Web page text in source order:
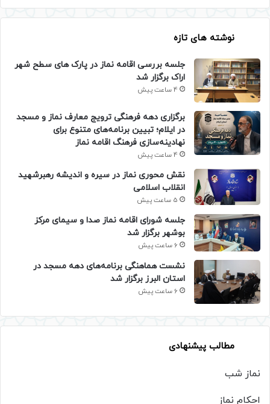
نوشته های تازه
جلسه بررسی اقامه نماز در پارک های سطح شهر
اراک برگزار شد
4 ساعت پیش
برگزاری دهه فرهنگی ترویج معارف نماز و مسجد
در ایلام؛ تبیین برنامه‌های متنوع برای
نهادینه‌سازی فرهنگ اقامه نماز
4 ساعت پیش
نقش محوری نماز در سیره و اندیشه رهبرشهید
انقلاب اسلامی
5 ساعت پیش
جلسه شورای اقامه نماز صدا و سیمای مرکز
بوشهر برگزار شد
6 ساعت پیش
نشست هماهنگی برنامه‌های دهه مسجد در
استان البرز برگزار شد
6 ساعت پیش
مطالب پیشنهادی
نماز شب
احکام نماز